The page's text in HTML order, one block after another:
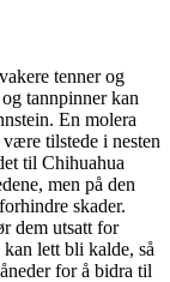
tenner og
tannpinner kan
En molera
tilstede i nesten
til Chihuahua
men på den
skader.
dem utsatt for
lett bli kalde, så
for å bidra til